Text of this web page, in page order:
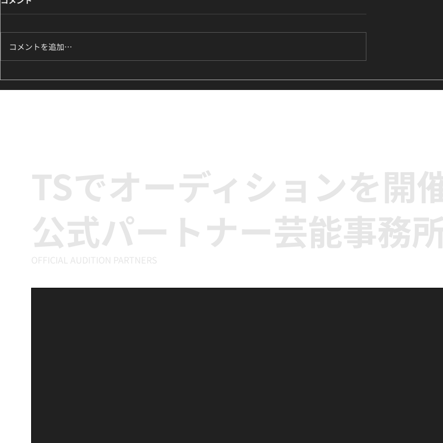
8月のK-POPダンスレッスン
のお知らせ🌟
ILLIT『It's Me』に挑戦中｜
新富町の小学生向けK-POPキ
【レッスンレポート】LE
SSERAFIM『Eve, Psyche
コメントを追加…
TSでオーディションを開
公式パートナー芸能事務
OFFICIAL AUDITION PARTNERS